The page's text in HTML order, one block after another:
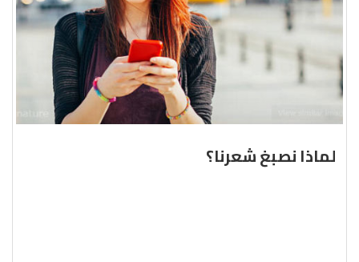
لماذا نصبغ شعرنا؟